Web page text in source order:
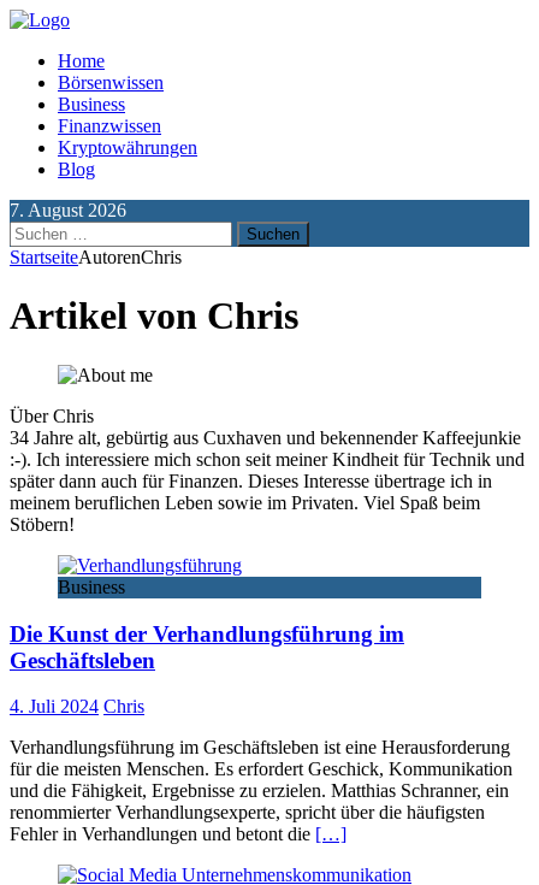
Home
Börsenwissen
Business
Finanzwissen
Kryptowährungen
Blog
7. August 2026
Suchen
nach:
StartseiteAutorenChris
Artikel von Chris
Über Chris
34 Jahre alt, gebürtig aus Cuxhaven und bekennender Kaffeejunkie
:-). Ich interessiere mich schon seit meiner Kindheit für Technik und
später dann auch für Finanzen. Dieses Interesse übertrage ich in
meinem beruflichen Leben sowie im Privaten. Viel Spaß beim
Stöbern!
Business
Die Kunst der Verhandlungsführung im
Geschäftsleben
4. Juli 2024 Chris
Verhandlungsführung im Geschäftsleben ist eine Herausforderung
für die meisten Menschen. Es erfordert Geschick, Kommunikation
und die Fähigkeit, Ergebnisse zu erzielen. Matthias Schranner, ein
renommierter Verhandlungsexperte, spricht über die häufigsten
Fehler in Verhandlungen und betont die […]